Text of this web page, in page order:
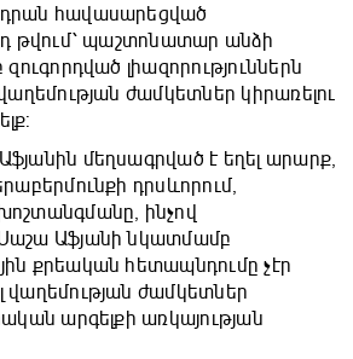
հավասարեցված
թվում՝ պաշտոնատար անձի
լիազորություններն
ժամկետներ կիրառելու
մեղսագրված է եղել արարք,
դրսևորում,
ինչով
Աֆյանի նկատմամբ
քրեական հետապնդումը չէր
վաղեմության ժամկետներ
արգելքի առկայության